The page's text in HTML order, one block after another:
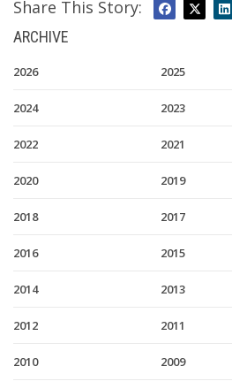
Share This Story:
ARCHIVE
2026 2025
2024 2023
2022 2021
2020 2019
2018 2017
2016 2015
2014 2013
2012 2011
2010 2009